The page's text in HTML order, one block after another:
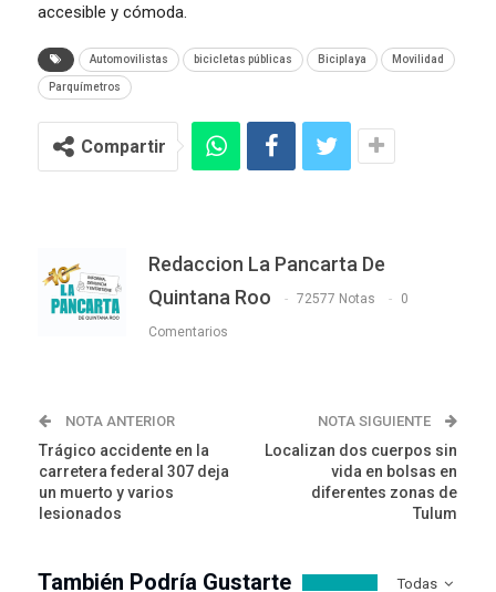
accesible y cómoda.
Automovilistas bicicletas públicas Biciplaya Movilidad
Parquímetros
Compartir
Redaccion La Pancarta De
Quintana Roo
72577 Notas 0
Comentarios
NOTA ANTERIOR
Trágico accidente en la
carretera federal 307 deja
un muerto y varios
lesionados
NOTA SIGUIENTE
Localizan dos cuerpos sin
vida en bolsas en
diferentes zonas de
Tulum
Todas
También Podría Gustarte